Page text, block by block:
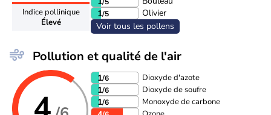
Indice pollinique
Élevé
1/5
Olivier
Voir tous les pollens
Pollution et qualité de l'air
1/6 Dioxyde d'azote
1/6 Dioxyde de soufre
1/6 Monoxyde de carbone